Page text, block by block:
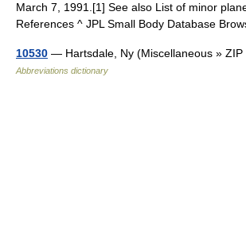
March 7, 1991.[1] See also List of minor
References ^ JPL Small Body Database
10530 — Hartsdale, Ny (Miscellaneous »
Abbreviations dictionary